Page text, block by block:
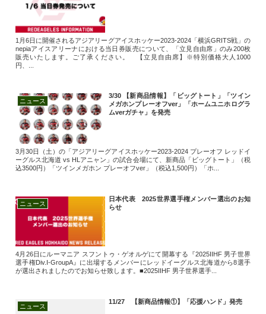
1月6日に開催されるアジアリーグアイスホッケー2023-2024「横浜GRITS戦」の
nepiaアイスアリーナにおける当日券販売について、「立見自由席」のみ200枚
販売いたします。ご了承ください。 【立見自由席】※特別価格大人1000
円、...
ニュース
3/30 【新商品情報】「ビッグトート」「ツイン
メガホンプレーオフver」「ホームユニホログラ
ムverガチャ」を発売
3月30日（土）の「アジアリーグアイスホッケー2023‐2024 プレーオフ レッドイ
ーグルス北海道 vs HLアニャン」の試合会場にて、新商品「ビッグトート」（税
込3500円）「ツインメガホン プレーオフver」（税込1,500円）「ホ...
ニュース
日本代表 2025世界選手権メンバー選出のお知
らせ
4月26日にルーマニア スフントゥ・ゲオルゲにて開幕する『2025IIHF 男子世界
選手権Div.I-GroupA』に出場するメンバーにレッドイーグルス北海道から8選手
が選出されましたのでお知らせ致します。■2025IIHF 男子世界選手...
ニュース
11/27 【新商品情報①】「応援ハンド」発売